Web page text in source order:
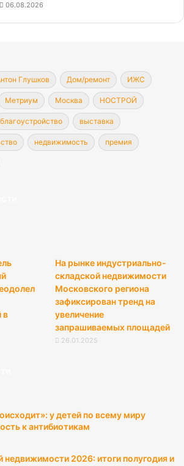
06.08.2026
Глушков Дом/ремонт ИЖС
Метриум Москва НОСТРОЙ
благоустройство выставка
недвижимость премия
в
На рынке индустриально-
складской недвижимости
Московского региона
зафиксирован тренд на
увеличение
запрашиваемых площадей
26.01.2025
у детей по всему миру
к антибиотикам
недвижимости 2026: итоги полугодия и